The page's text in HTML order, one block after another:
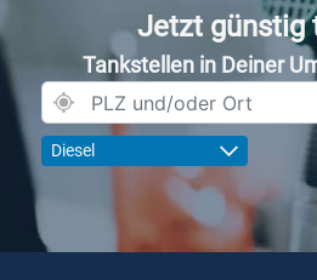
Jetzt günstig
Tankstellen in Deiner
Diesel